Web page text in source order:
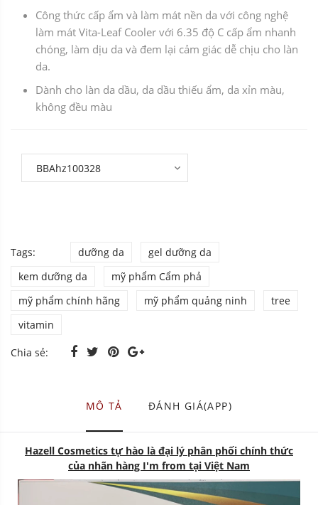
Công thức cấp ẩm và làm mát nền da với công nghệ
làm mát Vita-Leaf Cooler với 6.35 độ C cấp ẩm nhanh
chóng, làm dịu da và đem lại cảm giác dễ chịu cho làn
da.
Dành cho làn da dầu, da dầu thiếu ẩm, da xỉn màu,
không đều màu
Tags: dưỡng da
gel dưỡng da
kem dưỡng da
mỹ phẩm Cẩm phả
mỹ phẩm chính hãng
mỹ phẩm quảng ninh
tree
vitamin
Chia sẻ:
MÔ TẢ ĐÁNH GIÁ(APP)
Hazell Cosmetics tự hào là đại lý phân phối chính thức
của nhãn hàng I'm from tại Việt Nam